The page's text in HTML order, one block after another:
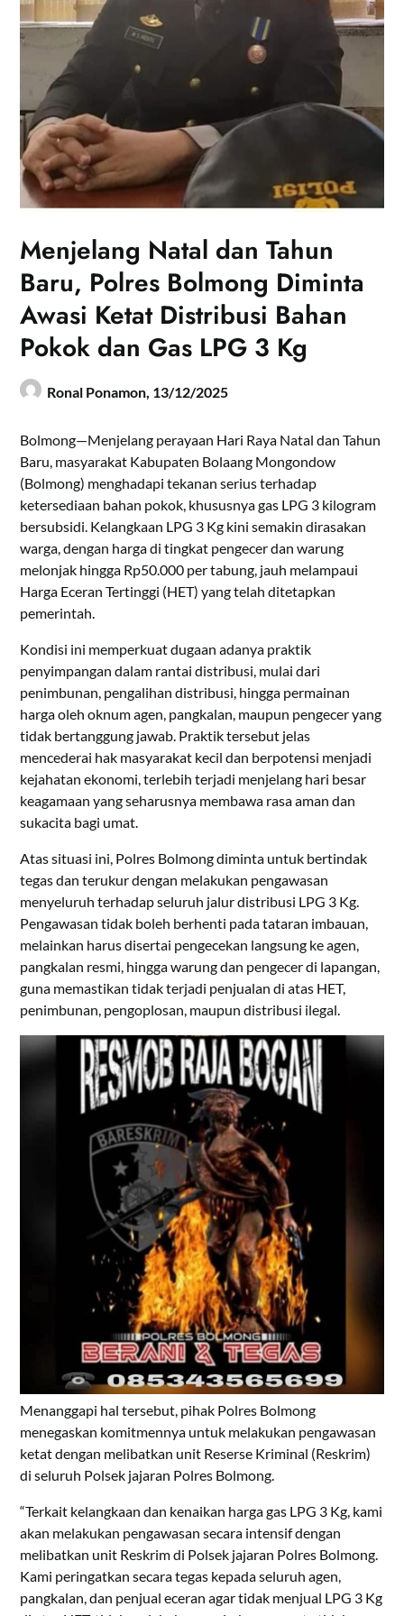
Menjelang Natal dan Tahun
Baru, Polres Bolmong Diminta
Awasi Ketat Distribusi Bahan
Pokok dan Gas LPG 3 Kg
Ronal Ponamon, 13/12/2025
Bolmong—Menjelang perayaan Hari Raya Natal dan Tahun
Baru, masyarakat Kabupaten Bolaang Mongondow
(Bolmong) menghadapi tekanan serius terhadap
ketersediaan bahan pokok, khususnya gas LPG 3 kilogram
bersubsidi. Kelangkaan LPG 3 Kg kini semakin dirasakan
warga, dengan harga di tingkat pengecer dan warung
melonjak hingga Rp50.000 per tabung, jauh melampaui
Harga Eceran Tertinggi (HET) yang telah ditetapkan
pemerintah.
Kondisi ini memperkuat dugaan adanya praktik
penyimpangan dalam rantai distribusi, mulai dari
penimbunan, pengalihan distribusi, hingga permainan
harga oleh oknum agen, pangkalan, maupun pengecer yang
tidak bertanggung jawab. Praktik tersebut jelas
mencederai hak masyarakat kecil dan berpotensi menjadi
kejahatan ekonomi, terlebih terjadi menjelang hari besar
keagamaan yang seharusnya membawa rasa aman dan
sukacita bagi umat.
Atas situasi ini, Polres Bolmong diminta untuk bertindak
tegas dan terukur dengan melakukan pengawasan
menyeluruh terhadap seluruh jalur distribusi LPG 3 Kg.
Pengawasan tidak boleh berhenti pada tataran imbauan,
melainkan harus disertai pengecekan langsung ke agen,
pangkalan resmi, hingga warung dan pengecer di lapangan,
guna memastikan tidak terjadi penjualan di atas HET,
penimbunan, pengoplosan, maupun distribusi ilegal.
Menanggapi hal tersebut, pihak Polres Bolmong
menegaskan komitmennya untuk melakukan pengawasan
ketat dengan melibatkan unit Reserse Kriminal (Reskrim)
di seluruh Polsek jajaran Polres Bolmong.
“Terkait kelangkaan dan kenaikan harga gas LPG 3 Kg, kami
akan melakukan pengawasan secara intensif dengan
melibatkan unit Reskrim di Polsek jajaran Polres Bolmong.
Kami peringatkan secara tegas kepada seluruh agen,
pangkalan, dan penjual eceran agar tidak menjual LPG 3 Kg